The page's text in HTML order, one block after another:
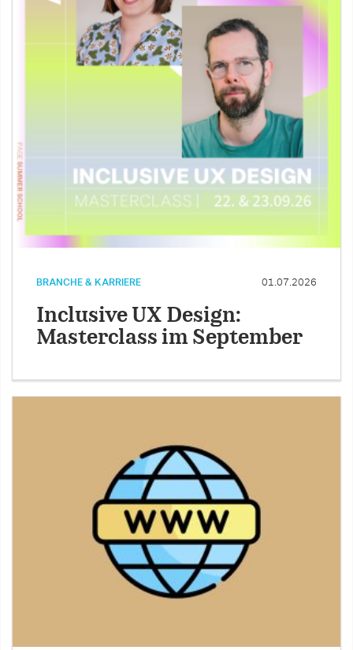
BRANCHE & KARRIERE 01.07.2026
Inclusive UX Design:
Masterclass im September